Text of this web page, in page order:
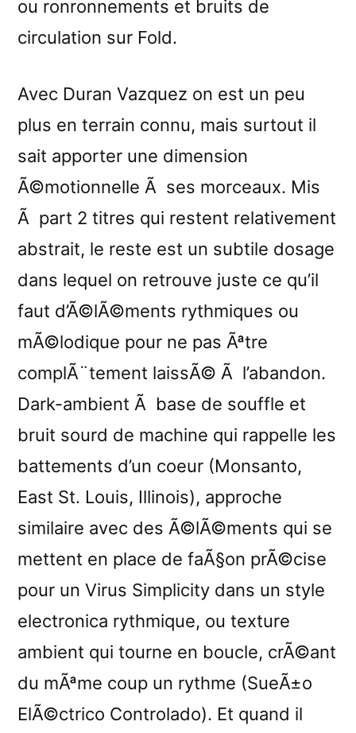
ou ronronnements et bruits de
circulation sur Fold.
Avec Duran Vazquez on est un peu
plus en terrain connu, mais surtout il
sait apporter une dimension
Ã©motionnelle Ã ses morceaux. Mis
Ã part 2 titres qui restent relativement
abstrait, le reste est un subtile dosage
dans lequel on retrouve juste ce qu’il
faut d’Ã©lÃ©ments rythmiques ou
mÃ©lodique pour ne pas Ãªtre
complÃ¨tement laissÃ© Ã l’abandon.
Dark-ambient Ã base de souffle et
bruit sourd de machine qui rappelle les
battements d’un coeur (Monsanto,
East St. Louis, Illinois), approche
similaire avec des Ã©lÃ©ments qui se
mettent en place de faÃ§on prÃ©cise
pour un Virus Simplicity dans un style
electronica rythmique, ou texture
ambient qui tourne en boucle, crÃ©ant
du mÃªme coup un rythme (SueÃ±o
ElÃ©ctrico Controlado). Et quand il